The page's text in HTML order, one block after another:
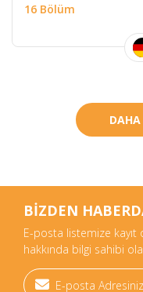
16 Bölüm
BİZDEN
E-posta listemize
hakkında bilgi sahibi